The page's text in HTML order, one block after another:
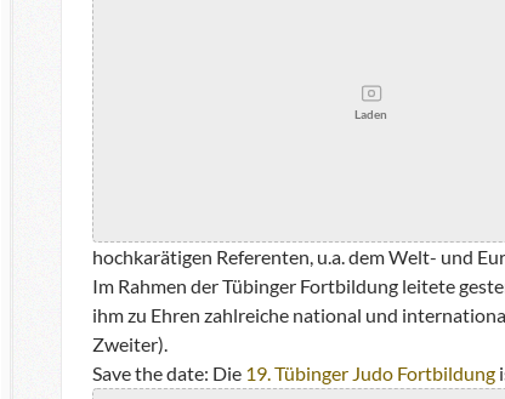
Laden
hochkarätigen Referenten, u.a. dem Welt- und
Im Rahmen der Tübinger Fortbildung leitete
ihm zu Ehren zahlreiche national und
Zweiter).
Save the date: Die 19. Tübinger Judo Fortbildung